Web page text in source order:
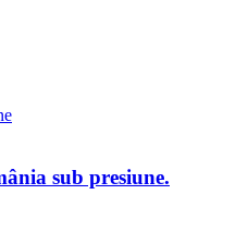
sub presiune.